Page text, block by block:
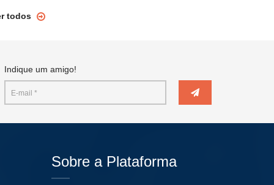
todos
Indique um amigo!
Sobre a Plataforma